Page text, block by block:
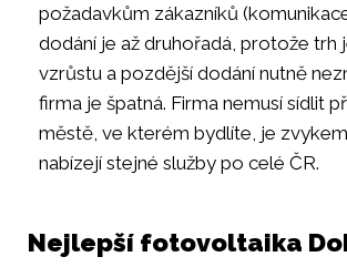
požadavkům zákazníků
dodání je až druhořadá, protože trh
vzrůstu a pozdější dodání nutně
firma je špatná. Firma nemusí sídlit
městě, ve kterém bydlíte, je
nabízejí stejné služby po celé ČR.
Nejlepší fotovoltaika